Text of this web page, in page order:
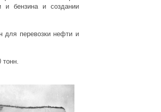
и бензина и создании
для перевозки нефти и
тонн.